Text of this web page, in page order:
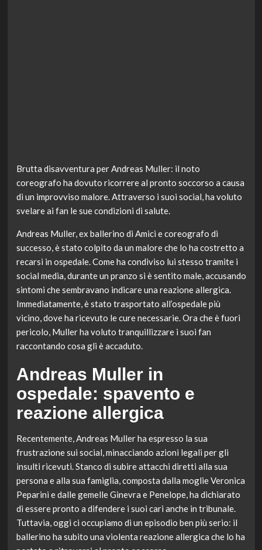
Brutta disavventura per Andreas Muller: il noto
coreografo ha dovuto ricorrere al pronto soccorso a causa
di un improvviso malore. Attraverso i suoi social, ha voluto
svelare ai fan le sue condizioni di salute.
Andreas Muller, ex ballerino di Amici e coreografo di
successo, è stato colpito da un malore che lo ha costretto a
recarsi in ospedale. Come ha condiviso lui stesso tramite i
social media, durante un pranzo si è sentito male, accusando
sintomi che sembravano indicare una reazione allergica.
Immediatamente, è stato trasportato all’ospedale più
vicino, dove ha ricevuto le cure necessarie. Ora che è fuori
pericolo, Muller ha voluto tranquillizzare i suoi fan
raccontando cosa gli è accaduto.
Andreas Muller in
ospedale: spavento e
reazione allergica
Recentemente, Andreas Muller ha espresso la sua
frustrazione sui social, minacciando azioni legali per gli
insulti ricevuti. Stanco di subire attacchi diretti alla sua
persona e alla sua famiglia, composta dalla moglie Veronica
Peparini e dalle gemelle Ginevra e Penelope, ha dichiarato
di essere pronto a difendere i suoi cari anche in tribunale.
Tuttavia, oggi ci occupiamo di un episodio ben più serio: il
ballerino ha subito una violenta reazione allergica che lo ha